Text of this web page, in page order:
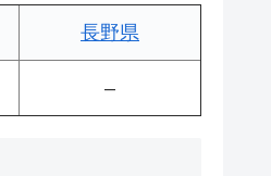
長野県
–